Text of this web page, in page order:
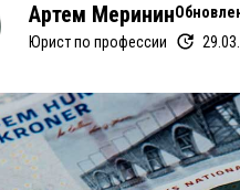
Артем Меринин
Юрист по профессии